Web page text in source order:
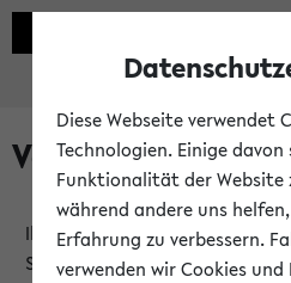
Verlauf
Ihr Verlauf ist leer. Er wird sich
Sitzung füllen.
Diese Webseite verwendet
Technologien. Einige
Funktionalität der Website
während andere uns
Erfahrung zu verbessern.
verwenden wir Cookies